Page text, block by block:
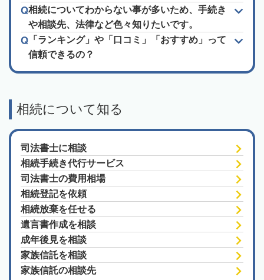
相続についてわからない事が多いため、手続き
や相談先、法律など色々知りたいです。
「ランキング」や「口コミ」「おすすめ」って
信頼できるの？
相続について知る
司法書士に相談
相続手続き代行サービス
司法書士の費用相場
相続登記を依頼
相続放棄を任せる
遺言書作成を相談
成年後見を相談
家族信託を相談
家族信託の相談先